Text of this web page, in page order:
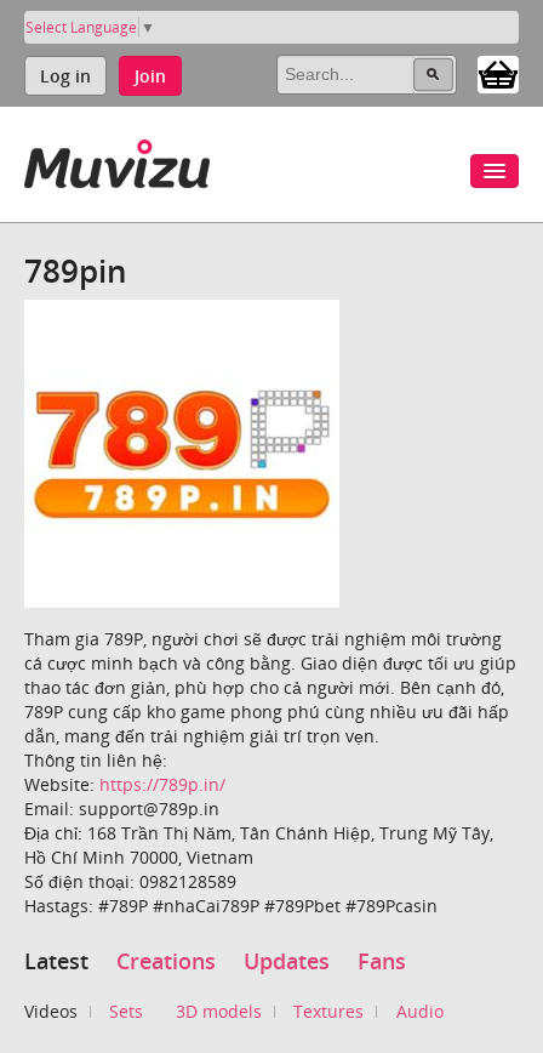
Select Language ▼
Log in Join
789pin
Tham gia 789P, người chơi sẽ được trải nghiệm môi trường
cá cược minh bạch và công bằng. Giao diện được tối ưu giúp
thao tác đơn giản, phù hợp cho cả người mới. Bên cạnh đó,
789P cung cấp kho game phong phú cùng nhiều ưu đãi hấp
dẫn, mang đến trải nghiệm giải trí trọn vẹn.
Thông tin liên hệ:
Website: https://789p.in/
Email: support@789p.in
Địa chỉ: 168 Trần Thị Năm, Tân Chánh Hiệp, Trung Mỹ Tây,
Hồ Chí Minh 70000, Vietnam
Số điện thoại: 0982128589
Hastags: #789P #nhaCai789P #789Pbet #789Pcasin
Latest Creations Updates Fans
Videos Sets 3D models Textures Audio